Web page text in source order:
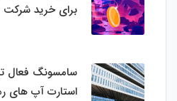
برای خرید
سامسونگ فعال‌
استارت‌ آپ‌ های